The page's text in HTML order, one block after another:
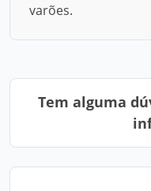
varões.
Tem alguma